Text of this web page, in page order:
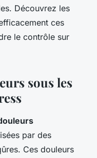
Découvrez les
ces
le contrôle sur
sous les
par des
Ces douleurs